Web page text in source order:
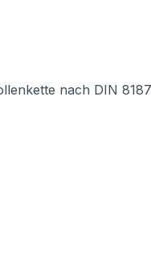
nach DIN